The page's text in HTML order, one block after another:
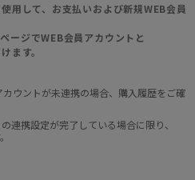
用して、お支払いおよび新規WEB会員
ージでWEB会員アカウントと
ます。
ウントが未連携の場合、購入履歴をご確
連携設定が完了している場合に限り、